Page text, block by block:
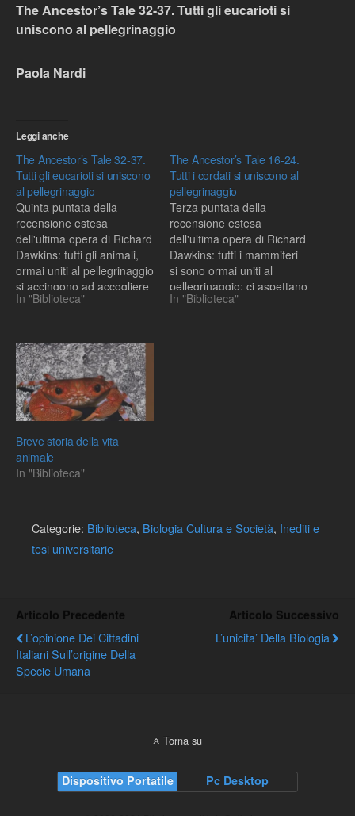
The Ancestor’s Tale 32-37. Tutti gli eucarioti si
uniscono al pellegrinaggio
Paola Nardi
Leggi anche
The Ancestor’s Tale 32-37.
Tutti gli eucarioti si uniscono
al pellegrinaggio
Quinta puntata della
recensione estesa
dell'ultima opera di Richard
Dawkins: tutti gli animali,
ormai uniti al pellegrinaggio
si accingono ad accogliere
gli esseri viventi con cui
lontano co-antenato:finora
incontrato, il numero 31, ci
lega alle spugne, gli ultimi
membri dei Metazoi,
formatisi per…
In "Biblioteca"
The Ancestor’s Tale 16-24.
Tutti i cordati si uniscono al
pellegrinaggio
Terza puntata della
recensione estesa
dell'ultima opera di Richard
Dawkins: tutti i mammiferi
si sono ormai uniti al
pellegrinaggio; ci aspettano
importanti Rendez-vous,
In "Biblioteca"
Breve storia della vita
animale
In "Biblioteca"
Categorie: Biblioteca, Biologia Cultura e Società, Inediti e
tesi universitarie
Articolo Precedente
L’opinione Dei Cittadini
Italiani Sull’origine Della
Specie Umana
Articolo Successivo
L’unicita’ Della Biologia
Torna su
Dispositivo Portatile Pc Desktop